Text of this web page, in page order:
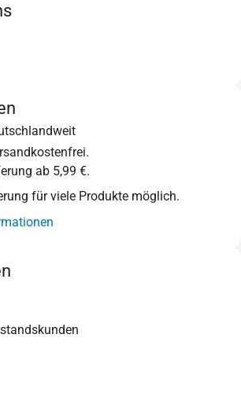
ab 5,99 €.
für viele Produkte möglich.